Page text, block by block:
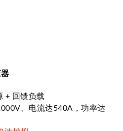
+ 回馈负载
、电流达540A，功率达